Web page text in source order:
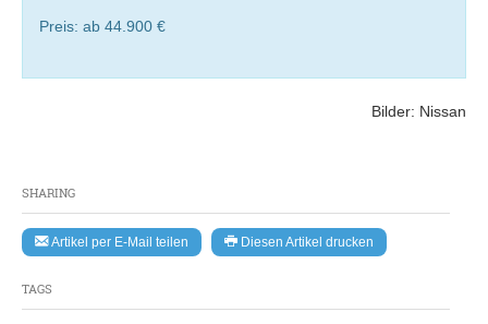
SHARING
Artikel per E-Mail teilen Diesen Artikel drucken
TAGS
Preis: ab 44.900 €
Bilder: Nissan